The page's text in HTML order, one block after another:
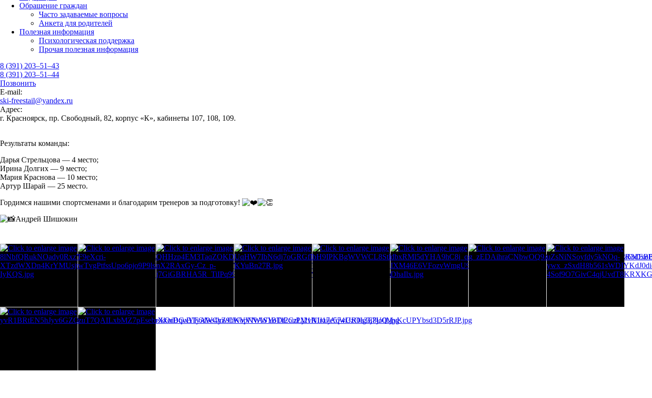
Обращение граждан
Часто задаваемые вопросы
Анкета для родителей
Полезная информация
Психологическая поддержка
Прочая полезная информация
8 (391) 203–51–43
8 (391) 203–51–44
Позвонить
E-mail:
ski-freestail@yandex.ru
Адрес:
г. Красноярск, пр. Свободный, 82, корпус «К», кабинеты 107, 108, 109.
Результаты команды:
Дарья Стрельцова — 4 место;
Ирина Долгих — 9 место;
Мария Краснова — 10 место;
Артур Шарай — 25 место.
Гордимся нашими спортсменами и благодарим тренеров за подготовку!
Андрей Шишокин